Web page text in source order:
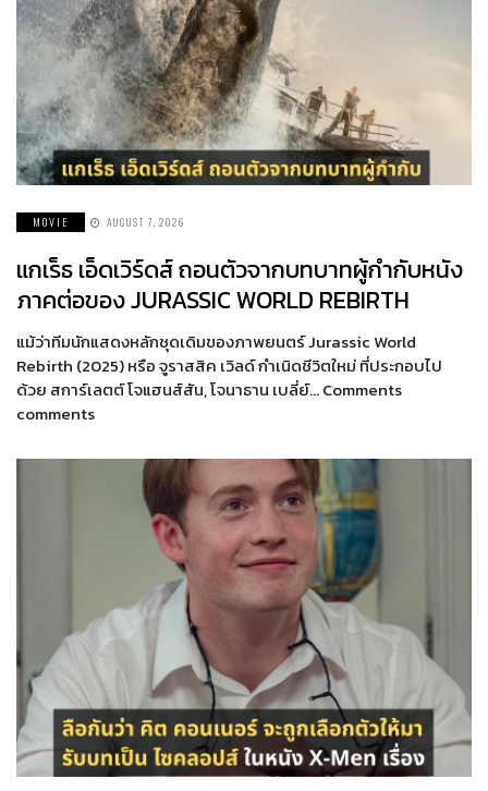
MOVIE AUGUST 7, 2026
แกเร็ธ เอ็ดเวิร์ดส์ ถอนตัวจากบทบาทผู้กำกับหนัง
ภาคต่อของ JURASSIC WORLD REBIRTH
แม้ว่าทีมนักแสดงหลักชุดเดิมของภาพยนตร์ Jurassic World
Rebirth (2025) หรือ จูราสสิค เวิลด์ กำเนิดชีวิตใหม่ ที่ประกอบไป
ด้วย สการ์เลตต์ โจแฮนส์สัน, โจนาธาน เบลี่ย์… Comments
comments